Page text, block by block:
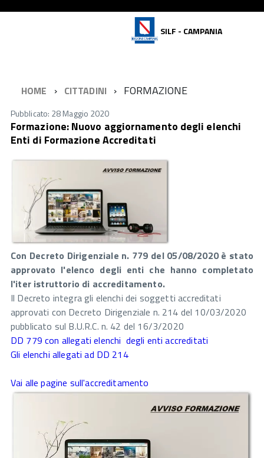
SILF - CAMPANIA
HOME CITTADINI FORMAZIONE
Pubblicato: 28 Maggio 2020
Formazione: Nuovo aggiornamento degli elenchi
Enti di Formazione Accreditati
Con Decreto Dirigenziale n. 779 del 05/08/2020 è stato
approvato l'elenco degli enti che hanno completato
l'iter istruttorio di accreditamento.
Il Decreto integra gli elenchi dei soggetti accreditati
approvati con Decreto Dirigenziale n. 214 del 10/03/2020
pubblicato sul B.U.R.C. n. 42 del 16/3/2020
DD 779 con allegati elenchi degli enti accreditati
Gli elenchi allegati ad DD 214
Vai alle pagine sull'accreditamento